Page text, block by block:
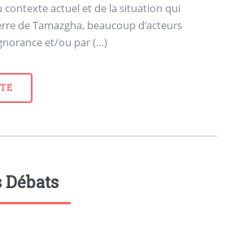
contexte actuel et de la situation qui
de Tamazgha, beaucoup d’acteurs
et/ou par (…)